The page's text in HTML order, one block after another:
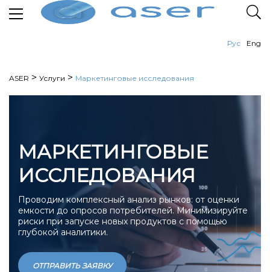
Рус Eng
ASER > Услуги > Маркетинговые исследования
МАРКЕТИНГОВЫЕ
ИССЛЕДОВАНИЯ
Проводим комплексный анализ рынков: от оценки
емкости до опросов потребителей. Минимизируйте
риски при запуске новых продуктов с помощью
глубокой аналитики.
ОТПРАВИТЬ ЗАЯВКУ